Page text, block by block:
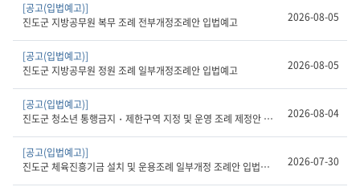
[공고(입법예고)]
진도군 지방공무원 복무 조례 전부개정조례안 입법예고
2026-08-05
[공고(입법예고)]
진도군 지방공무원 정원 조례 일부개정조례안 입법예고
2026-08-05
[공고(입법예고)]
진도군 청소년 통행금지・제한구역 지정 및 운영 조례 제정안 입법예고
2026-08-04
[공고(입법예고)]
진도군 체육진흥기금 설치 및 운용조례 일부개정 조례안 입법예고
2026-07-30